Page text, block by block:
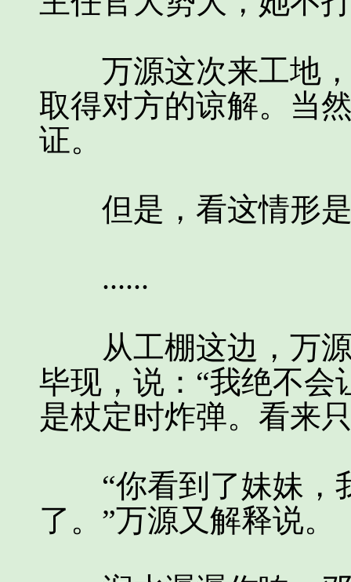
万源这次来工地，
取得对方的谅解。当
证。
但是，看这情形是
......
从工棚这边，万源
毕现，说：“我绝不
是杖定时炸弹。看来
“你看到了妹妹，
了。”万源又解释说。